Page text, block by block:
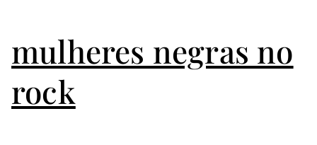
mulheres negras no
rock